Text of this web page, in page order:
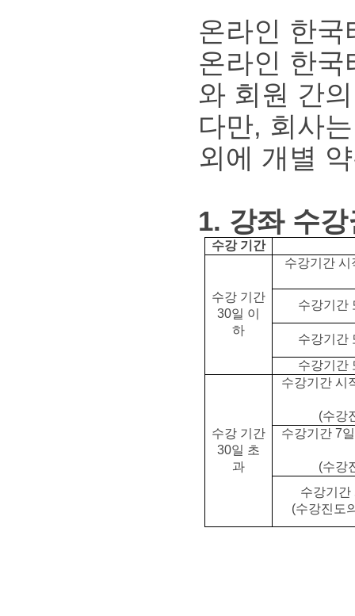
온라인 한국
온라인 한
와 회원 간
다만, 회사
외에 개별
1. 강좌 수강
수강 기간
수강 기간
30일 이
하
수강기간 시
수강기간
수강기간
수강기간
수강 기간
30일 초
과
수강기간 시
(수강
수강기간 7
(수강
수강기간
(수강진도